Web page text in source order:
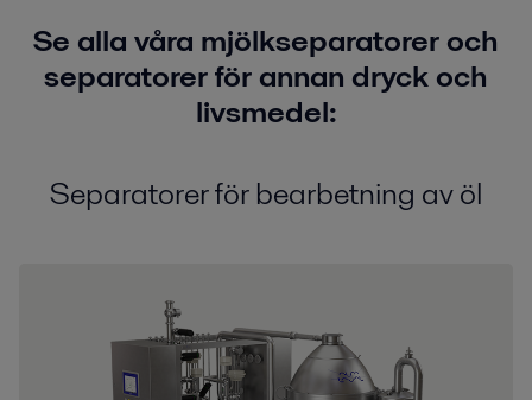
Se alla våra mjölkseparatorer och
separatorer för annan dryck och
livsmedel:
Separatorer för bearbetning av öl